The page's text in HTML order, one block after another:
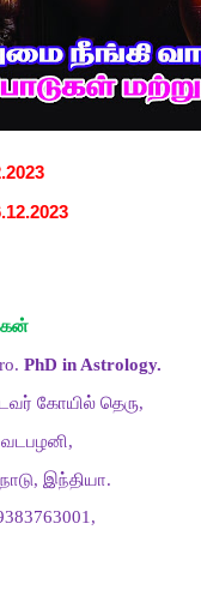
PhD in Astrology.
கோயில் தெரு,
வடபழனி,
இந்தியா.